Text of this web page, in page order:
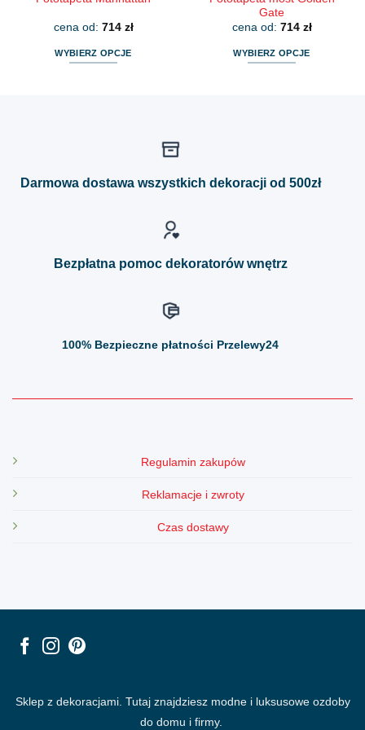
cena od: 714 zł
WYBIERZ OPCJE
Gate
cena od: 714 zł
WYBIERZ OPCJE
Darmowa dostawa wszystkich dekoracji od 500zł
Bezpłatna pomoc dekoratorów wnętrz
100% Bezpieczne płatności Przelewy24
Regulamin zakupów
Reklamacje i zwroty
Czas dostawy
Sklep z dekoracjami. Tutaj znajdziesz modne i luksusowe ozdoby
do domu i firmy.